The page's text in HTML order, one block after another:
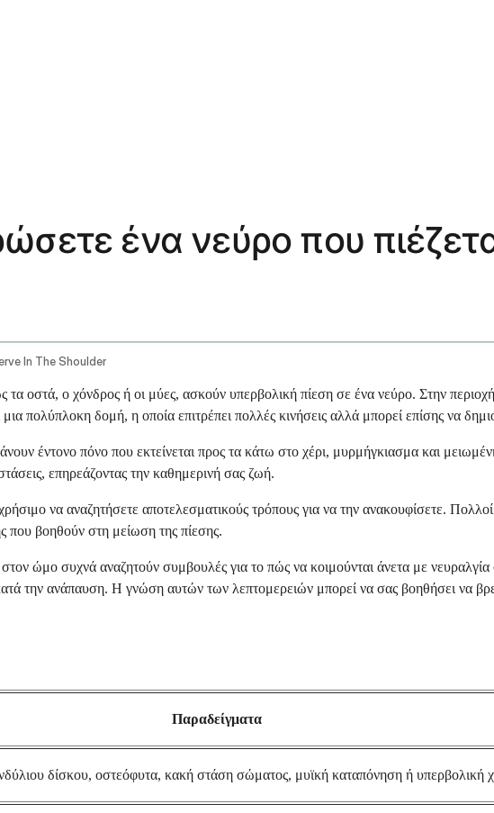
ένα νεύρο που
In The Shoulder
τα οστά, ο χόνδρος ή οι μύες, ασκούν υπερβολική πίεση σε ένα νεύρο. Στην
πολύπλοκη δομή, η οποία επιτρέπει πολλές κινήσεις αλλά μπορεί επίσης να
έντονο πόνο που εκτείνεται προς τα κάτω στο χέρι, μυρμήγκιασμα και
επηρεάζοντας την καθημερινή σας ζωή.
να αναζητήσετε αποτελεσματικούς τρόπους για να την ανακουφίσετε.
βοηθούν στη μείωση της πίεσης.
ώμο συχνά αναζητούν συμβουλές για το πώς να κοιμούνται άνετα με
την ανάπαυση. Η γνώση αυτών των λεπτομερειών μπορεί να σας βοηθήσει να
Παραδείγματα
δίσκου, οστεόφυτα, κακή στάση σώματος, μυϊκή καταπόνηση ή υπερβολική